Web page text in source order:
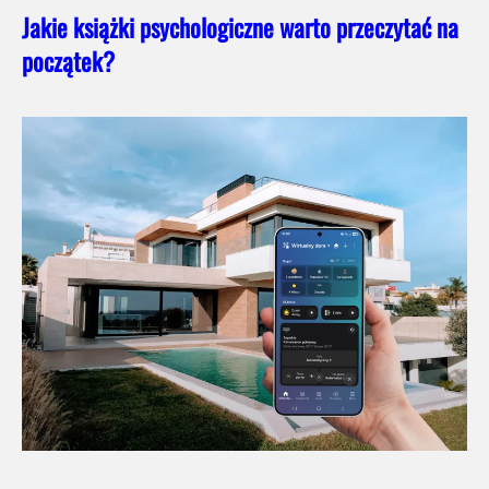
Jakie książki psychologiczne warto przeczytać na
początek?